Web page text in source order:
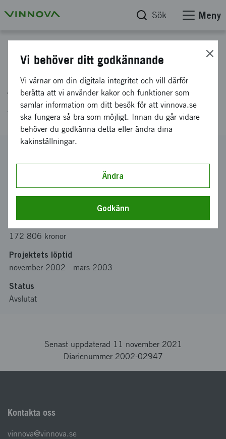
Sök Meny
Elektriska subsystem för
framtidens energieffektiva
vägfordon - förstudie
2002-02947
Kungliga tekniska högskolan-Institutionen
Bidrag från Vinnova
172 806 kronor
Projektets löptid
november 2002 - mars 2003
Status
Avslutat
Senast uppdaterad 11 november 2021
Diarienummer 2002-02947
Kontakta oss
vinnova@vinnova.se
Vi behöver ditt godkännande
Vi värnar om din digitala integritet och vill därför
berätta att vi använder kakor och funktioner som
samlar information om ditt besök för att vinnova.se
ska fungera så bra som möjligt. Innan du går vidare
behöver du godkänna detta eller ändra dina
kakinställningar.
Ändra
Godkänn